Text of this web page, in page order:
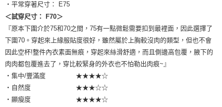
・平常穿著尺寸： E75
＜試穿尺寸： F70＞
『原本下圍介於75和70之間，75有一點微鬆需要扣到最裡面，因此選擇了
下圍70。穿起來上緣服貼度很好，雖然屬於上胸較沒肉的類型，但也不會
因此空杯!整件內衣素面無痕，穿起來絲滑舒適，而且側邊高包覆，腋下的
肉肉都包覆進去了，穿比較緊身的外衣也不怕勒出肉痕~』
・集中/豐滿度 ★★★★☆
・自然度 ★★★☆☆
・顯瘦度 ★★★★☆